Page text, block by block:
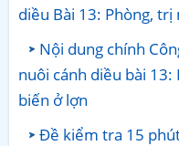
diều Bài 13: Phòng,
Nội dung chính
nuôi cánh diều bài
biến ở lợn
Đề kiểm tra 15